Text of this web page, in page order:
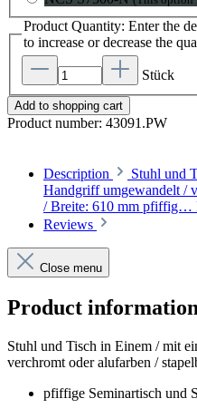
Product Quantity: Enter the
to increase or decrease the
Stück
Add to shopping cart
Product number: 43091.PW
Description
Stuhl und
Handgriff umgewandelt /
/ Breite: 610 mm pfiffig…
Reviews
Close menu
Product
Stuhl und Tisch in Einem / mit
verchromt oder alufarben /
pfiffige Seminartisch und